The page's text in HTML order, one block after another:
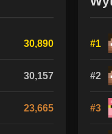
30,890
30,157
23,665
#1
#2
#3